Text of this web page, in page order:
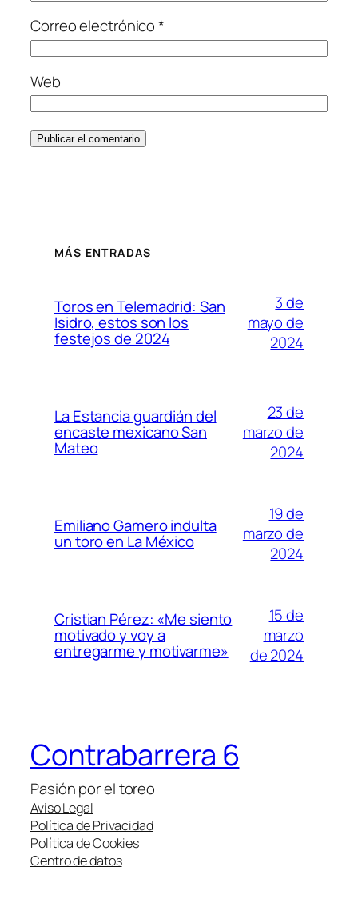
Correo electrónico*
Web
MÁS ENTRADAS
Toros en Telemadrid: San
Isidro, estos son los
festejos de 2024
3 de
mayo de
2024
La Estancia guardián del
encaste mexicano San
Mateo
23 de
marzo de
2024
Emiliano Gamero indulta
un toro en La México
19 de
marzo de
2024
Cristian Pérez: «Me siento
motivado y voy a
entregarme y motivarme»
15 de
marzo
de 2024
Contrabarrera 6
Pasión por el toreo
Aviso Legal
Política de Privacidad
Política de Cookies
Centro de datos